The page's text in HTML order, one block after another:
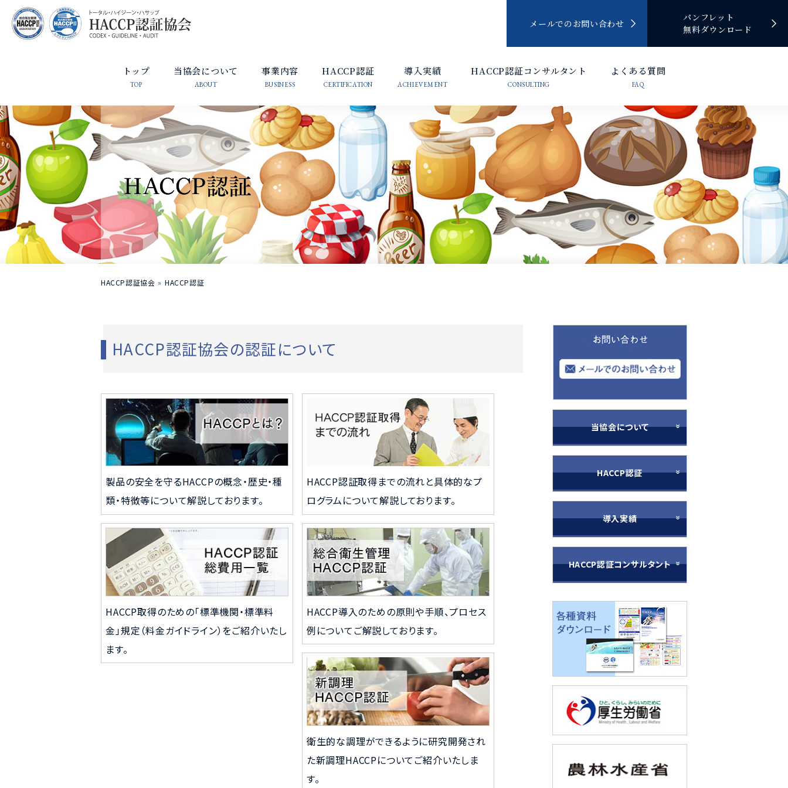
メールでのお問い合わせ
パンフレット
無料ダウンロード
トップ
TOP
当協会について
ABOUT
事業内容
BUSINESS
HACCP認証
CERTIFICATION
導入実績
ACHIEVEMENT
HACCP認証コンサルタント
CONSULTING
よくある質問
FAQ
HACCP認証協会 HACCP認証
HACCP認証協会の認証について
製品の安全を守るHACCPの概念・歴史・種
類・特徴等について解説しております。
HACCP認証取得までの流れと具体的なプ
ログラムについて解説しております。
HACCP取得のための「標準機関・標準料
金」規定（料金ガイドライン）をご紹介いたし
ます。
HACCP導入のための原則や手順、プロセス
例についてご解説しております。
衛生的な調理ができるように研究開発され
た新調理HACCPについてご紹介いたしま
す。
当協会について
HACCP認証
導入実績
HACCP認証コンサルタント